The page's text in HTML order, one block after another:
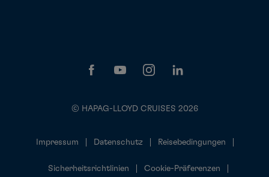
© HAPAG-LLOYD CRUISES 2026
Impressum Datenschutz Reisebedingungen
Sicherheitsrichtlinien Cookie-Präferenzen